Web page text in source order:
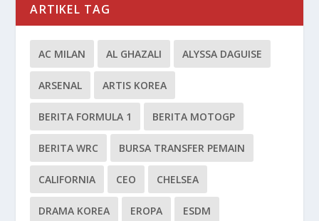
ARTIKEL TAG
AC MILAN AL GHAZALI ALYSSA DAGUISE
ARSENAL ARTIS KOREA
BERITA FORMULA 1 BERITA MOTOGP
BERITA WRC BURSA TRANSFER PEMAIN
CALIFORNIA CEO CHELSEA
DRAMA KOREA EROPA ESDM